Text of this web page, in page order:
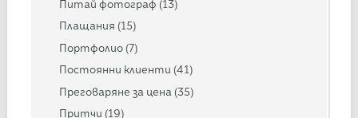
Питай фотограф (13)
Плащания (15)
Портфолио (7)
Постоянни клиенти (41)
Преговаряне за цена (35)
Притчи (19)